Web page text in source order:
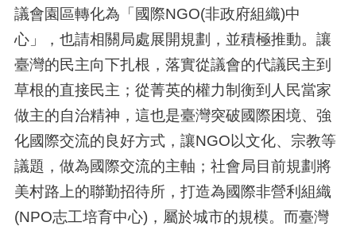
議會園區轉化為「國際NGO(非政府組織)中
心」，也請相關局處展開規劃，並積極推動。讓
臺灣的民主向下扎根，落實從議會的代議民主到
草根的直接民主；從菁英的權力制衡到人民當家
做主的自治精神，這也是臺灣突破國際困境、強
化國際交流的良好方式，讓NGO以文化、宗教等
議題，做為國際交流的主軸；社會局目前規劃將
美村路上的聯勤招待所，打造為國際非營利組織
(NPO志工培育中心)，屬於城市的規模。而臺灣